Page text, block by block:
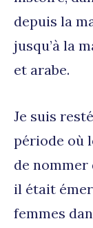
depuis la
jusqu’à la
et arabe.
Je suis
période où
de nommer
il était
femmes